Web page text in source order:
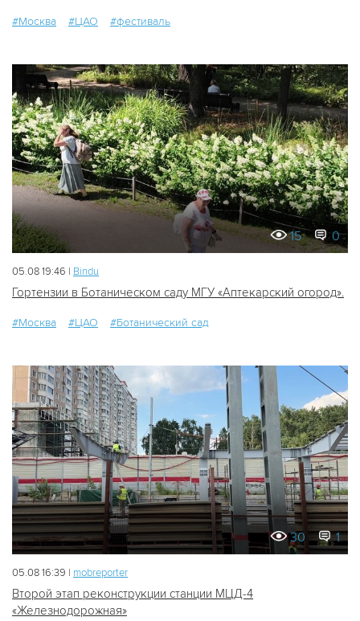
#Москва #ЦАО #фестиваль
15 0
05.08 19:46 | Bindu
Гортензии в Ботаническом саду МГУ «Аптекарский огород».
#Москва #ЦАО #Ботанический сад
30 1
05.08 16:39 | mobreporter
Второй этап реконструкции станции МЦД-4
«Железнодорожная»